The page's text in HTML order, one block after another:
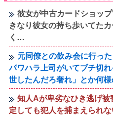
彼女が中古カードショッ
きなり彼女の持ち歩いてた
く…
元同僚との飲み会に行っ
パワハラ上司がいてブチ切
世したんだろ奢れ」とか何様
知人Aが卑劣なひき逃げ
定しても犯人を捕まえられ